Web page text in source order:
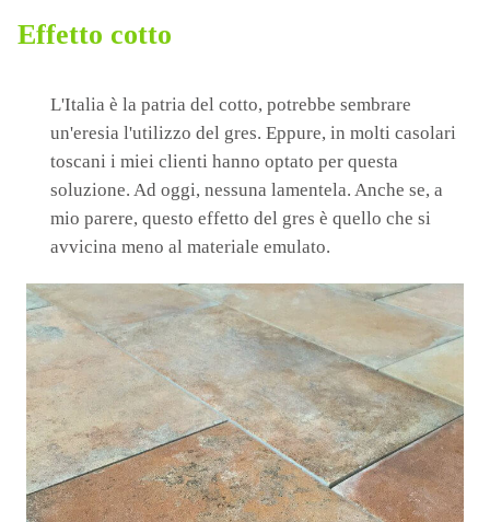
Effetto cotto
L'Italia è la patria del cotto, potrebbe sembrare
un'eresia l'utilizzo del gres. Eppure, in molti casolari
toscani i miei clienti hanno optato per questa
soluzione. Ad oggi, nessuna lamentela. Anche se, a
mio parere, questo effetto del gres è quello che si
avvicina meno al materiale emulato.